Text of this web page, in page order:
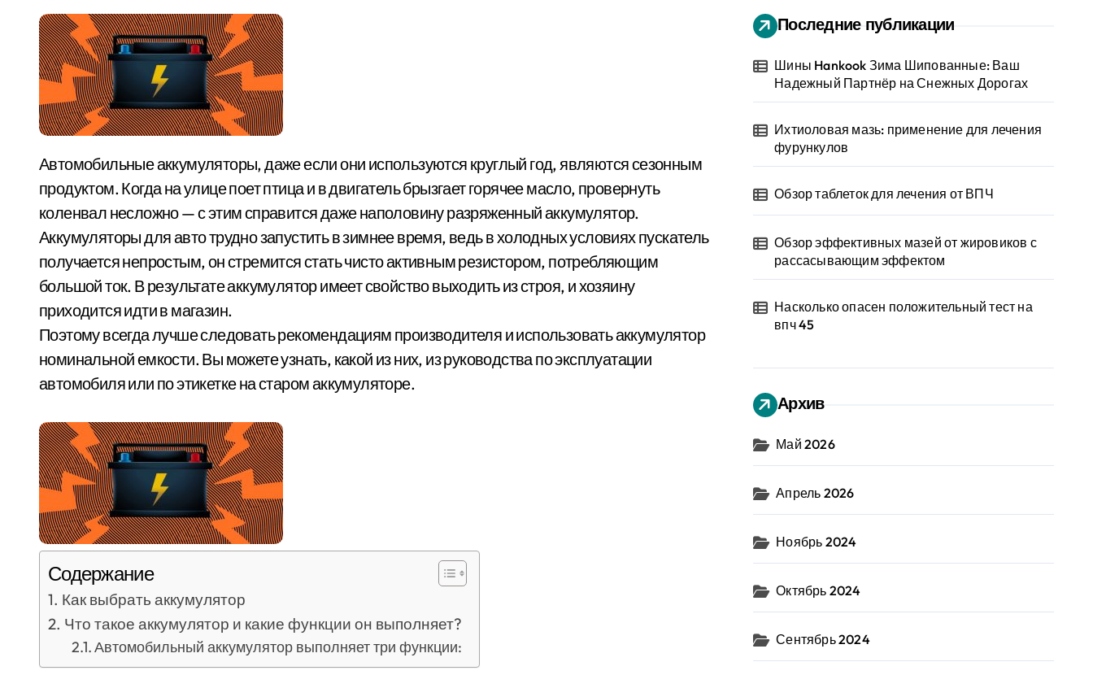
Автомобильные аккумуляторы, даже если они используются круглый год, являются сезонным
продуктом. Когда на улице поет птица и в двигатель брызгает горячее масло, провернуть
коленвал несложно — с этим справится даже наполовину разряженный аккумулятор.
Аккумуляторы для авто трудно запустить в зимнее время, ведь в холодных условиях пускатель
получается непростым, он стремится стать чисто активным резистором, потребляющим
большой ток. В результате аккумулятор имеет свойство выходить из строя, и хозяину
приходится идти в магазин.
Поэтому всегда лучше следовать рекомендациям производителя и использовать аккумулятор
номинальной емкости. Вы можете узнать, какой из них, из руководства по эксплуатации
автомобиля или по этикетке на старом аккумуляторе.
Содержание
Как выбрать аккумулятор
Что такое аккумулятор и какие функции он выполняет?
Автомобильный аккумулятор выполняет три функции:
Последние публикации
Шины Hankook Зима Шипованные: Ваш
Надежный Партнёр на Снежных Дорогах
Ихтиоловая мазь: применение для лечения
фурункулов
Обзор таблеток для лечения от ВПЧ
Обзор эффективных мазей от жировиков с
рассасывающим эффектом
Насколько опасен положительный тест на
впч 45
Архив
Май 2026
Апрель 2026
Ноябрь 2024
Октябрь 2024
Сентябрь 2024